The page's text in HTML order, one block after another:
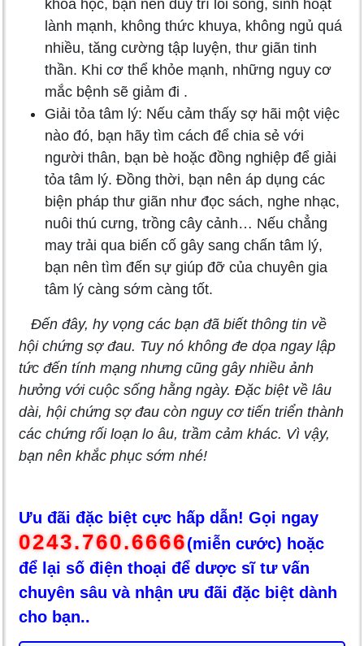
khoa học, bạn nên duy trì lối sống, sinh hoạt
lành mạnh, không thức khuya, không ngủ quá
nhiều, tăng cường tập luyện, thư giãn tinh
thần. Khi cơ thể khỏe mạnh, những nguy cơ
mắc bệnh sẽ giảm đi .
Giải tỏa tâm lý: Nếu cảm thấy sợ hãi một việc
nào đó, bạn hãy tìm cách để chia sẻ với
người thân, bạn bè hoặc đồng nghiệp để giải
tỏa tâm lý. Đồng thời, bạn nên áp dụng các
biện pháp thư giãn như đọc sách, nghe nhạc,
nuôi thú cưng, trồng cây cảnh… Nếu chẳng
may trải qua biến cố gây sang chấn tâm lý,
bạn nên tìm đến sự giúp đỡ của chuyên gia
tâm lý càng sớm càng tốt.
Đến đây, hy vọng các bạn đã biết thông tin về
hội chứng sợ đau. Tuy nó không đe dọa ngay lập
tức đến tính mạng nhưng cũng gây nhiều ảnh
hưởng với cuộc sống hằng ngày. Đặc biệt về lâu
dài, hội chứng sợ đau còn nguy cơ tiến triển thành
các chứng rối loạn lo âu, trầm cảm khác. Vì vậy,
bạn nên khắc phục sớm nhé!
Ưu đãi đặc biệt cực hấp dẫn! Gọi ngay
0243.760.6666(miễn cước) hoặc
để lại số điện thoại để dược sĩ tư vấn
chuyên sâu và nhận ưu đãi đặc biệt dành
cho bạn..